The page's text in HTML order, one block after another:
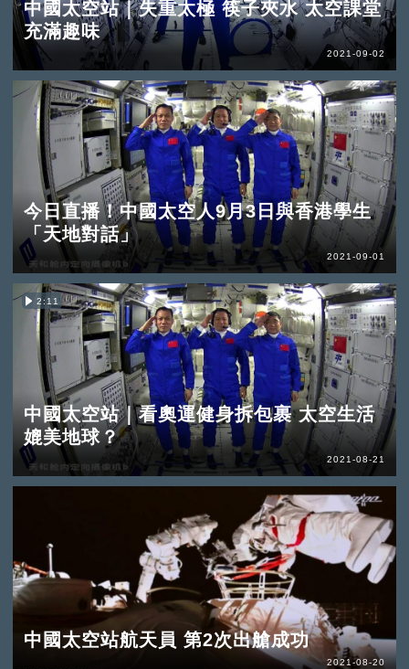
中國太空站｜失重太極 筷子夾水 太空課堂
充滿趣味
2021-09-02
今日直播！中國太空人9月3日與香港學生
「天地對話」
2021-09-01
2:11
中國太空站｜看奧運健身拆包裹 太空生活
媲美地球？
2021-08-21
中國太空站航天員 第2次出艙成功
2021-08-20